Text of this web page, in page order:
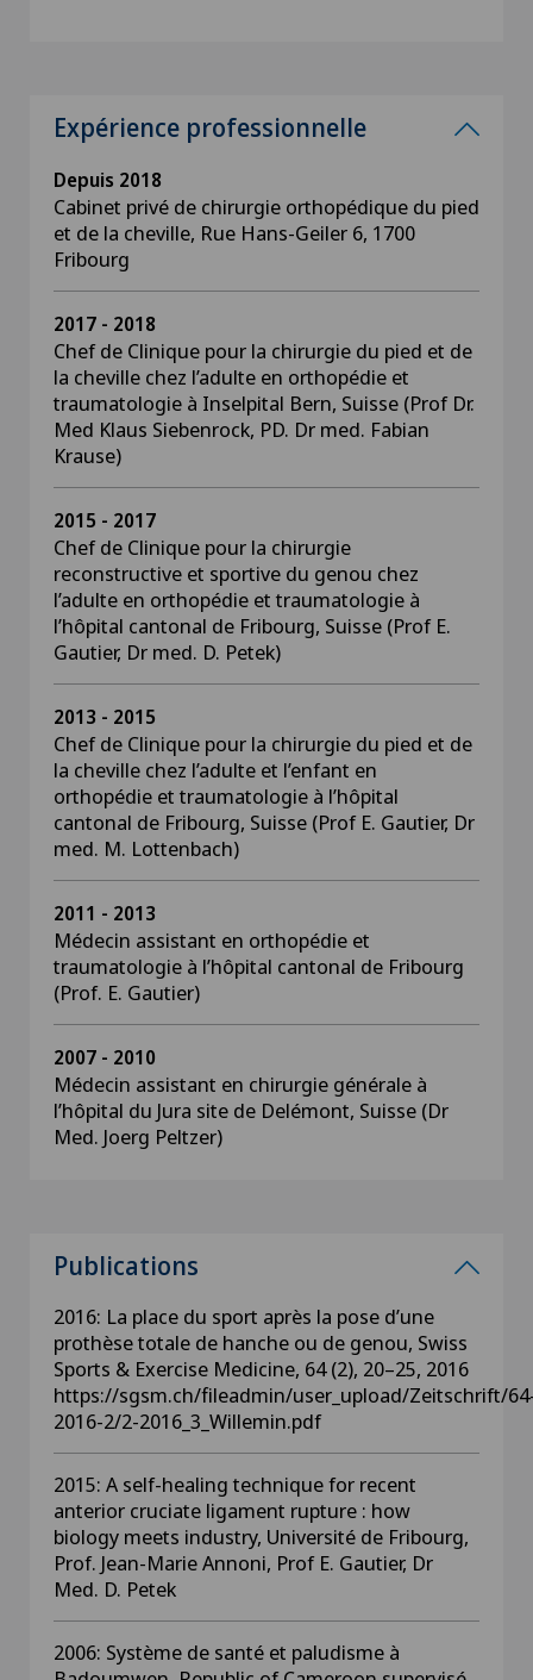
Expérience professionnelle
Depuis 2018
Cabinet privé de chirurgie orthopédique du pied
et de la cheville, Rue Hans-Geiler 6, 1700
Fribourg
2017 - 2018
Chef de Clinique pour la chirurgie du pied et de
la cheville chez l’adulte en orthopédie et
traumatologie à Inselpital Bern, Suisse (Prof Dr.
Med Klaus Siebenrock, PD. Dr med. Fabian
Krause)
2015 - 2017
Chef de Clinique pour la chirurgie
reconstructive et sportive du genou chez
l’adulte en orthopédie et traumatologie à
l’hôpital cantonal de Fribourg, Suisse (Prof E.
Gautier, Dr med. D. Petek)
2013 - 2015
Chef de Clinique pour la chirurgie du pied et de
la cheville chez l’adulte et l’enfant en
orthopédie et traumatologie à l’hôpital
cantonal de Fribourg, Suisse (Prof E. Gautier, Dr
med. M. Lottenbach)
2011 - 2013
Médecin assistant en orthopédie et
traumatologie à l’hôpital cantonal de Fribourg
(Prof. E. Gautier)
2007 - 2010
Médecin assistant en chirurgie générale à
l’hôpital du Jura site de Delémont, Suisse (Dr
Med. Joerg Peltzer)
Publications
2016: La place du sport après la pose d’une
prothèse totale de hanche ou de genou, Swiss
Sports & Exercise Medicine, 64 (2), 20–25, 2016
https://sgsm.ch/fileadmin/user_upload/Zeitschrift/
2016-2/2-2016_3_Willemin.pdf
2015: A self-healing technique for recent
anterior cruciate ligament rupture : how
biology meets industry, Université de Fribourg,
Prof. Jean-Marie Annoni, Prof E. Gautier, Dr
Med. D. Petek
2006: Système de santé et paludisme à